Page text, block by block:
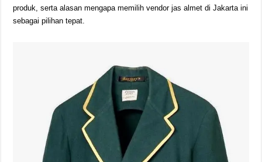
produk, serta alasan mengapa memilih vendor jas almet di Jakarta ini
sebagai pilihan tepat.